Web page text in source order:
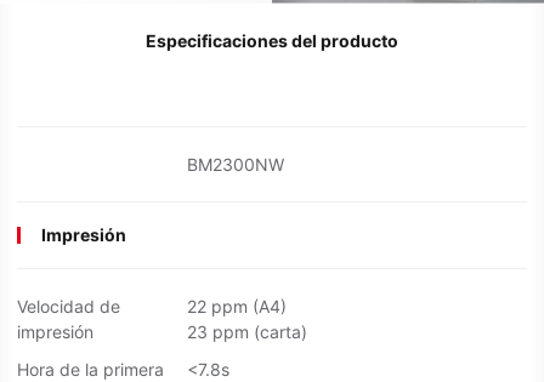
Especificaciones del producto
BM2300NW
Impresión
Velocidad de
impresión
22 ppm (A4)
23 ppm (carta)
Hora de la primera
<7.8s